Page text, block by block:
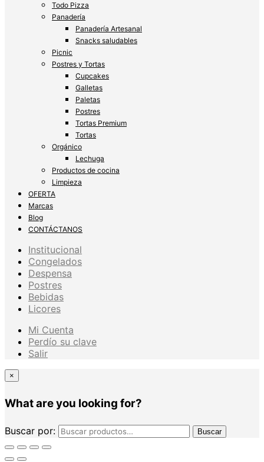
Todo Pizza
Panadería
Panadería Artesanal
Snacks saludables
Picnic
Postres y Tortas
Cupcakes
Galletas
Paletas
Postres
Tortas Premium
Tortas
Orgánico
Lechuga
Productos de cocina
Limpieza
OFERTA
Marcas
Blog
CONTÁCTANOS
Institucional
Congelados
Despensa
Postres
Bebidas
Licores
Mi Cuenta
Perdío su clave
Salir
×
What are you looking for?
Buscar por: Buscar